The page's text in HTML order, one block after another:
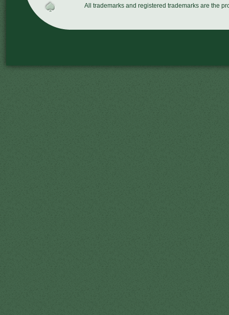
All trademarks and registered trademarks are the